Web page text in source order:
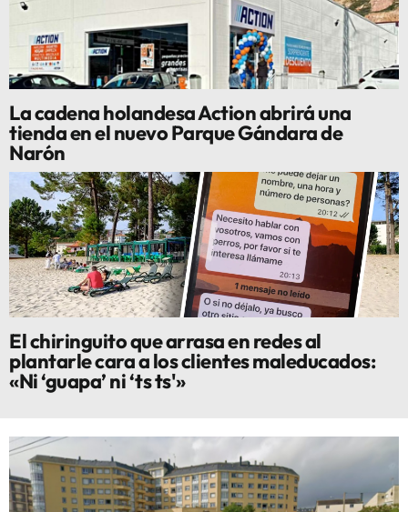
La cadena holandesa Action abrirá una
tienda en el nuevo Parque Gándara de
Narón
El chiringuito que arrasa en redes al
plantarle cara a los clientes maleducados:
«Ni ‘guapa’ ni ‘ts ts'»